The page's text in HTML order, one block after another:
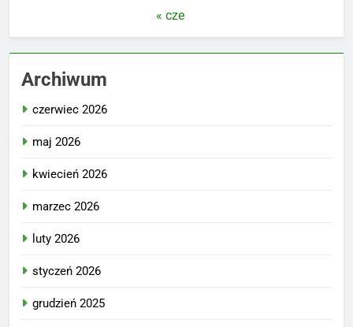
« cze
Archiwum
czerwiec 2026
maj 2026
kwiecień 2026
marzec 2026
luty 2026
styczeń 2026
grudzień 2025